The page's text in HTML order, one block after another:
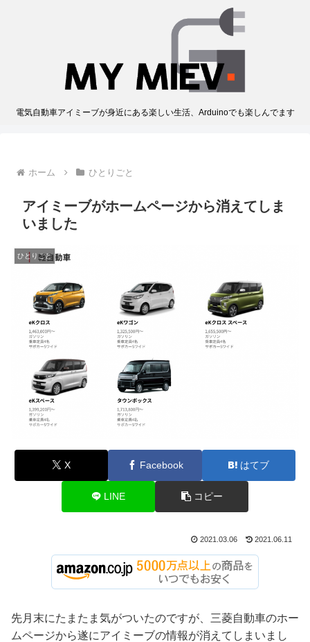
電気自動車アイミーブが身近にある楽しい生活、Arduinoでも楽しんでます
ホーム ひとりごと
アイミーブがホームページから消えてしま
いました
ひとりごと
X Facebook はてブ
LINE コピー
2021.03.06 2021.06.11
先月末にたまたま気がついたのですが、三菱自動車のホー
ムページから遂にアイミーブの情報が消えてしまいまし